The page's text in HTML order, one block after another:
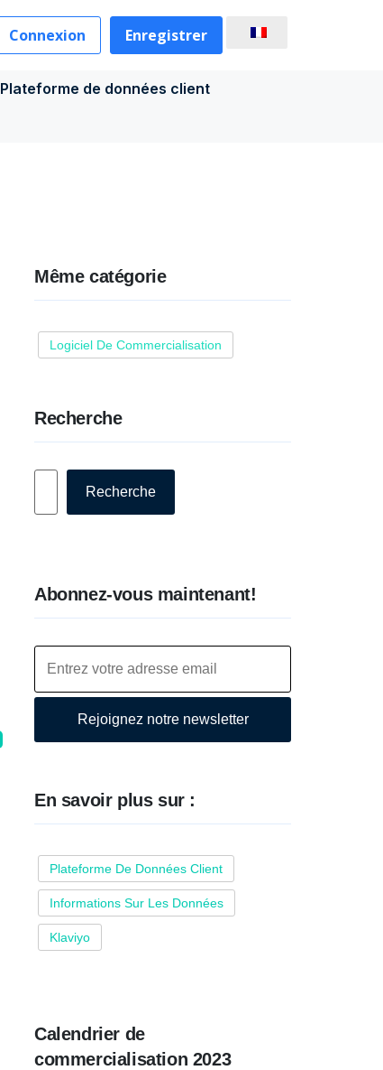
Connexion Enregistrer
Plateforme de données client
Même catégorie
Logiciel De Commercialisation
Recherche
Recherche
Abonnez-vous maintenant!
Rejoignez notre newsletter
En savoir plus sur :
Plateforme De Données Client
Informations Sur Les Données
Klaviyo
Calendrier de
commercialisation 2023